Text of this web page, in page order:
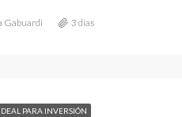
Gabuardi 3 días
IDEAL PARA INVERSIÓN